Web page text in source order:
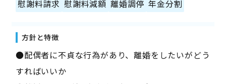
慰謝料請求 慰謝料減額 離婚調停 年金分割
方針と特徴
●配偶者に不貞な行為があり、離婚をしたいがどう
すればいいか